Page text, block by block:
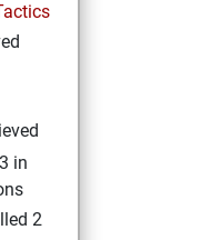
in
2